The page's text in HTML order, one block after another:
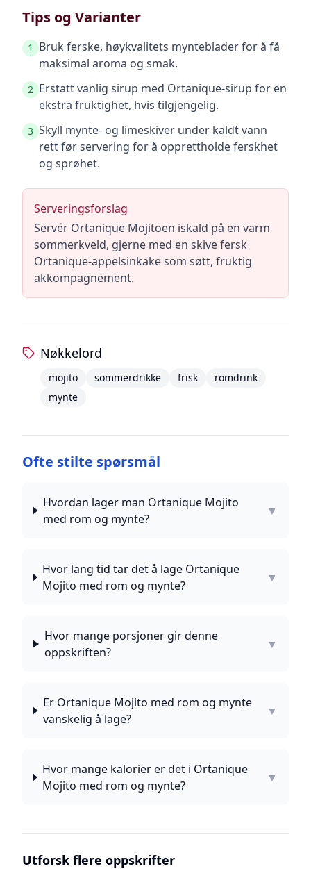
Tips og Varianter
1
Bruk ferske, høykvalitets mynteblader for å få
maksimal aroma og smak.
2 Erstatt vanlig sirup med Ortanique-sirup for en
ekstra fruktighet, hvis tilgjengelig.
3 Skyll mynte- og limeskiver under kaldt vann
rett før servering for å opprettholde ferskhet
og sprøhet.
Serveringsforslag
Servér Ortanique Mojitoen iskald på en varm
sommerkveld, gjerne med en skive fersk
Ortanique-appelsinkake som søtt, fruktig
akkompagnement.
Nøkkelord
mojito sommerdrikke frisk
romdrink
mynte
Ofte stilte spørsmål
Hvordan lager man Ortanique Mojito
med rom og mynte?
▼
Hvor lang tid tar det å lage Ortanique
Mojito med rom og mynte?
▼
Hvor mange porsjoner gir denne
oppskriften?
▼
Er Ortanique Mojito med rom og mynte
vanskelig å lage?
▼
Hvor mange kalorier er det i Ortanique
Mojito med rom og mynte?
▼
Utforsk flere oppskrifter